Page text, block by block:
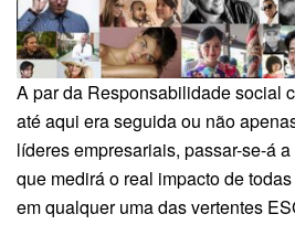
A par da Responsabilidade social
até aqui era seguida ou não
líderes empresariais, passar-se-á
que medirá o real impacto de
em qualquer uma das vertentes